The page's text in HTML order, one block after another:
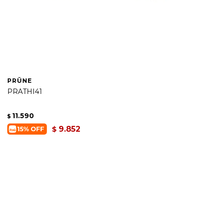
PRÜNE
PRATHI41
$ 11.590
$ 9.852